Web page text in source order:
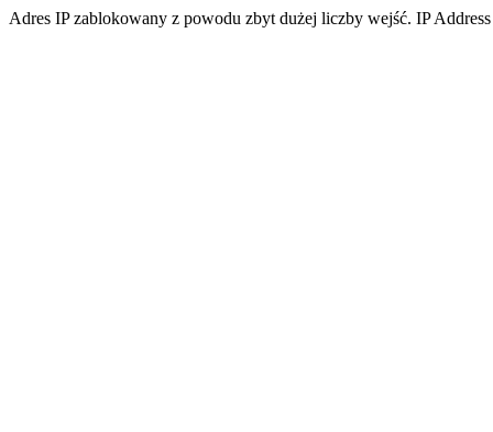
Adres IP zablokowany z powodu zbyt dużej liczby wejść. IP